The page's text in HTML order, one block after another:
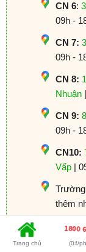
CN 6:
09h -
CN 7:
09h -
CN 8:
Nhuận|
CN 9:
09h -
CN10:
Vấp|
thêm
hơn.
Trang chủ
1800
(0₫/